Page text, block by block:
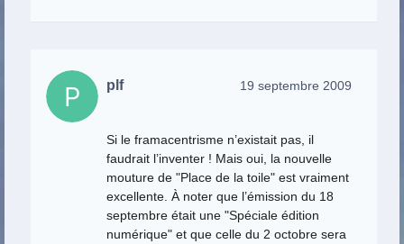
plf 19 septembre 2009
Si le framacentrisme n’existait pas, il
faudrait l’inventer ! Mais oui, la nouvelle
mouture de "Place de la toile" est vraiment
excellente. À noter que l’émission du 18
septembre était une "Spéciale édition
numérique" et que celle du 2 octobre sera